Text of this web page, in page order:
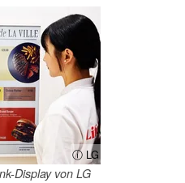
ⓘ LG
Display von LG